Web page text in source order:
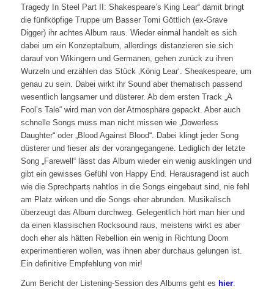
Tragedy In Steel Part II: Shakespeare’s King Lear“ damit bringt
die fünfköpfige Truppe um Basser Tomi Göttlich (ex-Grave
Digger) ihr achtes Album raus. Wieder einmal handelt es sich
dabei um ein Konzeptalbum, allerdings distanzieren sie sich
darauf von Wikingern und Germanen, gehen zurück zu ihren
Wurzeln und erzählen das Stück ‚König Lear‘. Sheakespeare, um
genau zu sein. Dabei wirkt ihr Sound aber thematisch passend
wesentlich langsamer und düsterer. Ab dem ersten Track „A
Fool’s Tale“ wird man von der Atmosphäre gepackt. Aber auch
schnelle Songs muss man nicht missen wie „Dowerless
Daughter“ oder „Blood Against Blood“. Dabei klingt jeder Song
düsterer und fieser als der vorangegangene. Lediglich der letzte
Song „Farewell“ lässt das Album wieder ein wenig ausklingen und
gibt ein gewisses Gefühl von Happy End. Herausragend ist auch
wie die Sprechparts nahtlos in die Songs eingebaut sind, nie fehl
am Platz wirken und die Songs eher abrunden. Musikalisch
überzeugt das Album durchweg. Gelegentlich hört man hier und
da einen klassischen Rocksound raus, meistens wirkt es aber
doch eher als hätten Rebellion ein wenig in Richtung Doom
experimentieren wollen, was ihnen aber durchaus gelungen ist.
Ein definitive Empfehlung von mir!
Zum Bericht der Listening-Session des Albums geht es hier: